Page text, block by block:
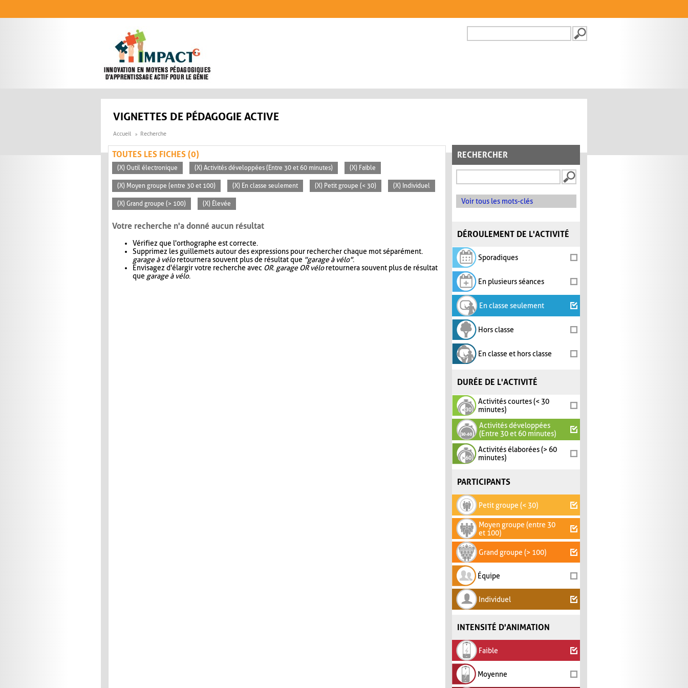
FORMULAIRE DE
VIGNETTES DE PÉDAGOGIE ACTIVE
Accueil Recherche
RECHERCHER
Voir tous les mots-clés
DÉROULEMENT DE L'ACTIVITÉ
Sporadiques
En plusieurs séances
En classe seulement
Hors classe
En classe et hors classe
DURÉE DE L'ACTIVITÉ
Activités courtes (< 30
minutes)
Activités développées
(Entre 30 et 60 minutes)
Activités élaborées (> 60
minutes)
PARTICIPANTS
Petit groupe (< 30)
Moyen groupe (entre 30
et 100)
Grand groupe (> 100)
Équipe
Individuel
INTENSITÉ D'ANIMATION
Faible
Moyenne
TOUTES LES FICHES (0)
(X) Outil électronique (X) Activités développées (Entre 30 et 60 minutes) (X) Faible
(X) Moyen groupe (entre 30 et 100) (X) En classe seulement (X) Petit groupe (< 30) (X) Individuel
(X) Grand groupe (> 100) (X) Élevée
Votre recherche n'a donné aucun résultat
Vérifiez que l'orthographe est correcte.
Supprimez les guillemets autour des expressions pour rechercher chaque mot séparément.
garage à véloretournera souvent plus de résultat que "garage à vélo".
Envisagez d'élargir votre recherche avec OR. garage OR véloretournera souvent plus de résultat
que garage à vélo.